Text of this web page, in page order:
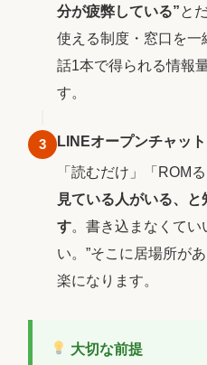
分が疲弊している”と
使える制度・窓口を一
話1本で得られる情報
す。
3
LINEオープンチャッ
「読むだけ」「ROM
見ている人がいる、
す。書き込まなくて
い。”そこに居場所が
楽になります。
大切な前提